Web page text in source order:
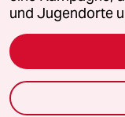
Leitlinie Informant
Seitenwende
und Jugendorte